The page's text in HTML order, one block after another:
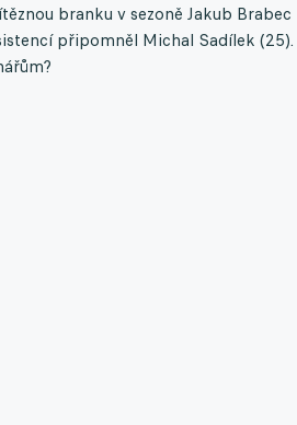
branku v sezoně Jakub Brabec
připomněl Michal Sadílek (25).